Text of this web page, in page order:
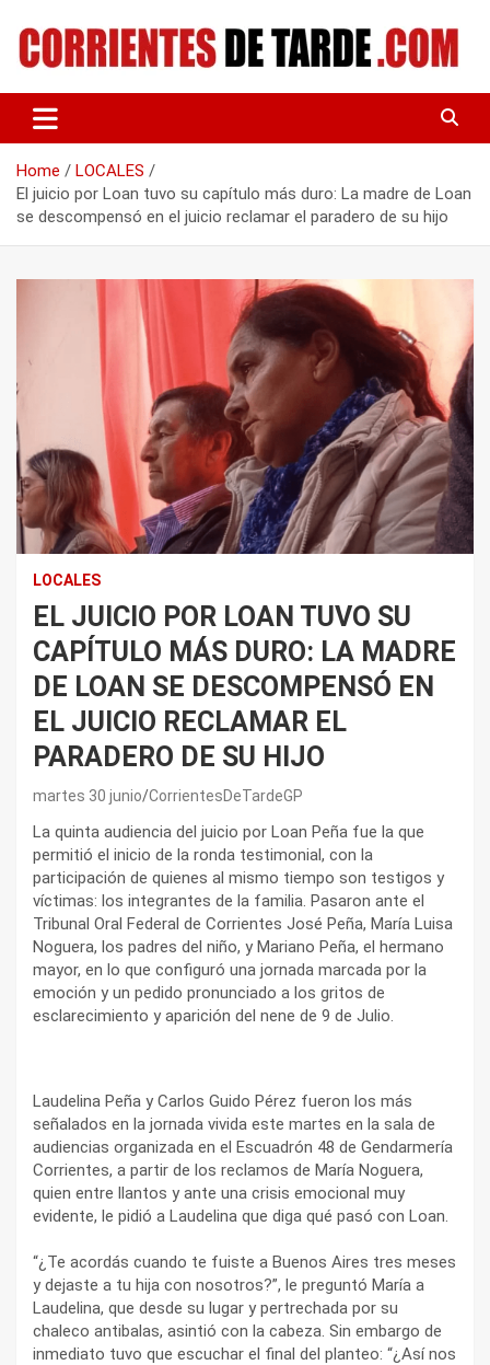
content
CORRIENTES DE TARDE
Home
LOCALES
El juicio por Loan tuvo su capítulo más duro: La madre de Loan
se descompensó en el juicio reclamar el paradero de su hijo
LOCALES
EL JUICIO POR LOAN TUVO SU
CAPÍTULO MÁS DURO: LA MADRE
DE LOAN SE DESCOMPENSÓ EN
EL JUICIO RECLAMAR EL
PARADERO DE SU HIJO
martes 30 junio CorrientesDeTardeGP
La quinta audiencia del juicio por Loan Peña fue la que
permitió el inicio de la ronda testimonial, con la
participación de quienes al mismo tiempo son testigos y
víctimas: los integrantes de la familia. Pasaron ante el
Tribunal Oral Federal de Corrientes José Peña, María Luisa
Noguera, los padres del niño, y Mariano Peña, el hermano
mayor, en lo que configuró una jornada marcada por la
emoción y un pedido pronunciado a los gritos de
esclarecimiento y aparición del nene de 9 de Julio.
Laudelina Peña y Carlos Guido Pérez fueron los más
señalados en la jornada vivida este martes en la sala de
audiencias organizada en el Escuadrón 48 de Gendarmería
Corrientes, a partir de los reclamos de María Noguera,
quien entre llantos y ante una crisis emocional muy
evidente, le pidió a Laudelina que diga qué pasó con Loan.
“¿Te acordás cuando te fuiste a Buenos Aires tres meses
y dejaste a tu hija con nosotros?”, le preguntó María a
Laudelina, que desde su lugar y pertrechada por su
chaleco antibalas, asintió con la cabeza. Sin embargo de
inmediato tuvo que escuchar el final del planteo: “¿Así nos